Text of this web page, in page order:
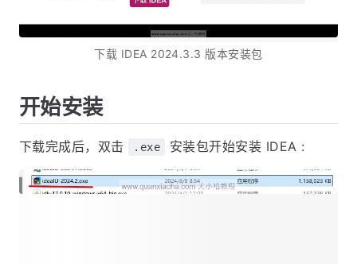
下载 IDEA 2024.3.3 版本安装包
开始安装
下载完成后，双击 .exe 安装包开始安装 IDEA :